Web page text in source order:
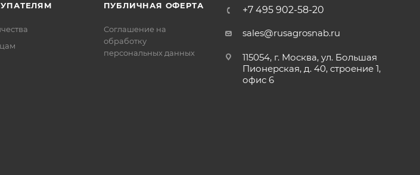
ПУБЛИЧНАЯ ОФЕРТА
Соглашение на
обработку
персональных данных
+7 495 902-58-20
sales@rusagrosnab.ru
115054, г. Москва, ул. Большая
Пионерская, д. 40, строение 1,
офис 6